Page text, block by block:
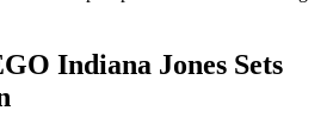
Indiana Jones Sets